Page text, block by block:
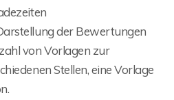
der Bewertungen
von Vorlagen zur
Stellen, eine Vorlage